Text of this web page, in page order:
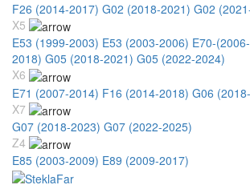
F26 (2014-2017) G02 (2018-2021) G02
X5
E53 (1999-2003) E53 (2003-2006) E70-
2018) G05 (2018-2021) G05 (2022-2024)
X6
E71 (2007-2014) F16 (2014-2018) G06
X7
G07 (2018-2023) G07 (2022-2025)
Z4
E85 (2003-2009) E89 (2009-2017)